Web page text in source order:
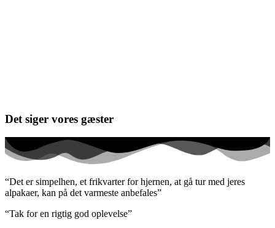
Det siger vores gæster
“Det er simpelhen, et frikvarter for hjernen, at gå tur med jeres
alpakaer, kan på det varmeste anbefales”
“Tak for en rigtig god oplevelse”